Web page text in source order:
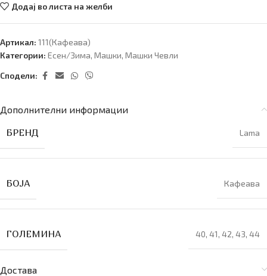
Додај во листа на желби
Артикал: 111(Кафеава)
Категории: Есен/Зима, Машки, Машки Чевли
Сподели:
Дополнителни информации
БРЕНД Lama
БОЈА Кафеава
ГОЛЕМИНА 40, 41, 42, 43, 44
Достава